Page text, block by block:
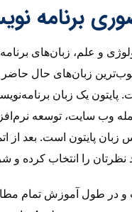
برنامه
و علم، زبان‌های
زبان‌های حال
پایتون یک زبان
وب سایت، توسعه
پایتون است. بعد از
را انتخاب کرده و
و در طول آموزش تمام